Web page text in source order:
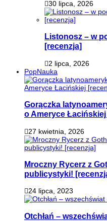
30 lipca, 2026
Listonosz – w
[recenzja]
2 lipca, 2026
PopNauka
Gorączka
o Ameryce
27 kwietnia, 2026
Mroczny Rycerz z
publicystyki!
24 lipca, 2023
Otchłań –